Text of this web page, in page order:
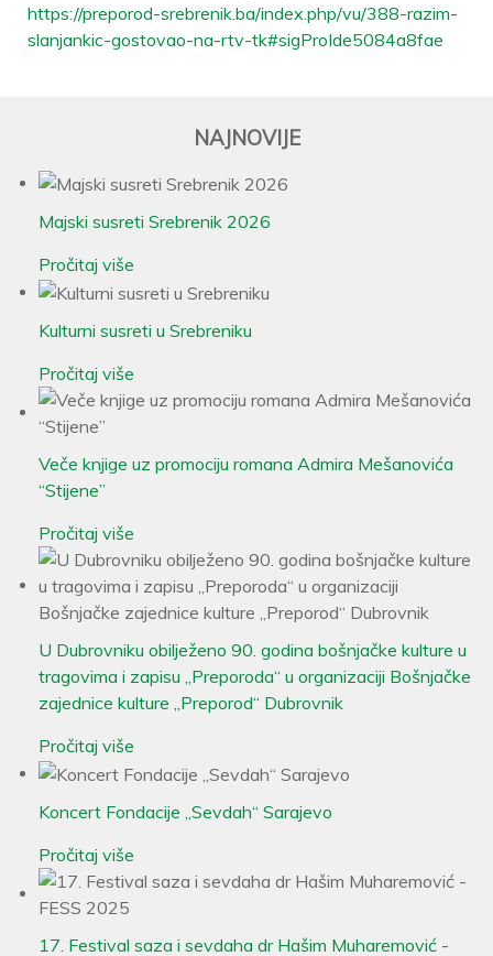
https://preporod-srebrenik.ba/index.php/vu/388-razim-
slanjankic-gostovao-na-rtv-tk#sigProIde5084a8fae
NAJNOVIJE
Majski susreti Srebrenik 2026
Pročitaj više
Kulturni susreti u Srebreniku
Pročitaj više
Veče knjige uz promociju romana Admira Mešanovića
“Stijene”
Pročitaj više
U Dubrovniku obilježeno 90. godina bošnjačke kulture u
tragovima i zapisu „Preporoda“ u organizaciji Bošnjačke
zajednice kulture „Preporod“ Dubrovnik
Pročitaj više
Koncert Fondacije „Sevdah“ Sarajevo
Pročitaj više
17. Festival saza i sevdaha dr Hašim Muharemović -